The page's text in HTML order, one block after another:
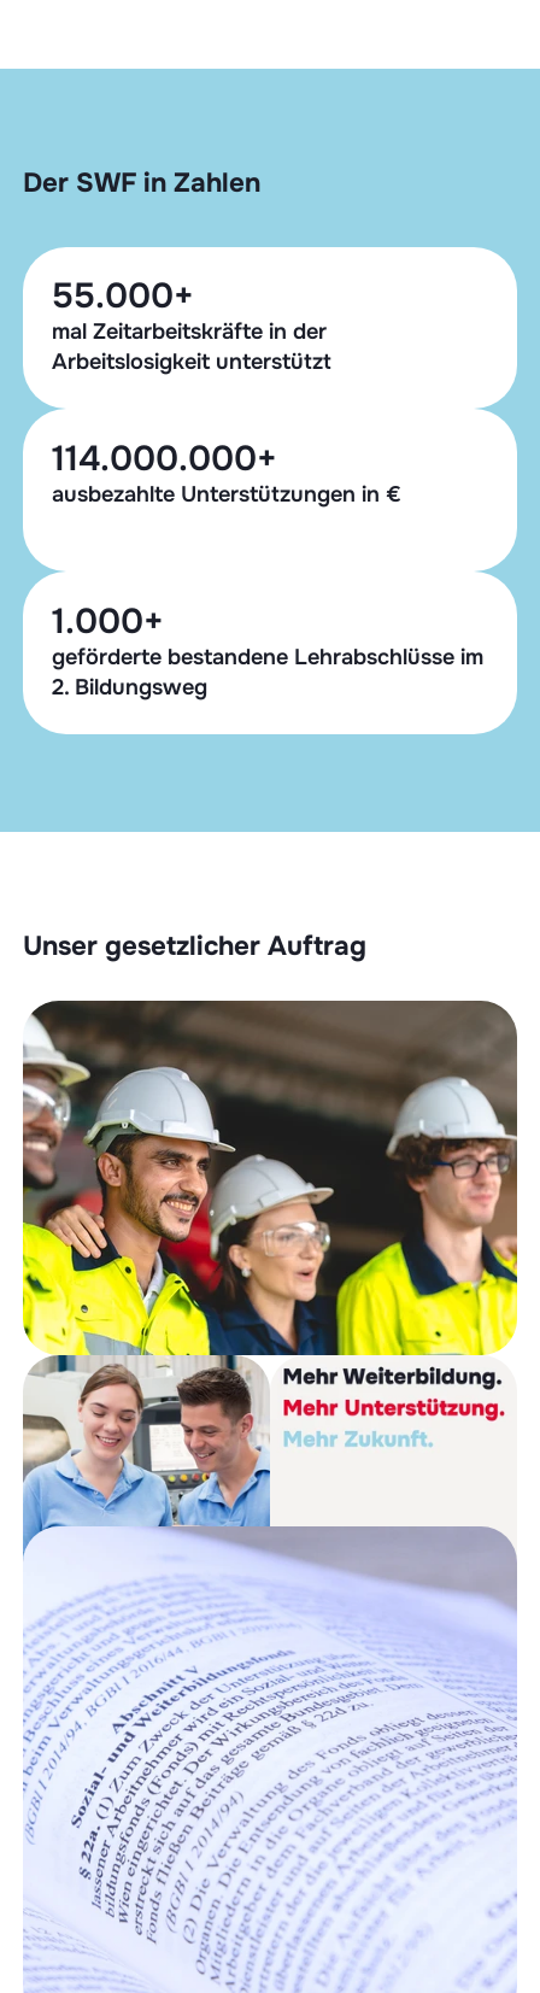
Der SWF in Zahlen
55.000+
mal Zeitarbeitskräfte in der
Arbeitslosigkeit unterstützt
114.000.000+
ausbezahlte Unterstützungen in €
1.000+
geförderte bestandene Lehrabschlüsse im
2. Bildungsweg
Unser gesetzlicher Auftrag